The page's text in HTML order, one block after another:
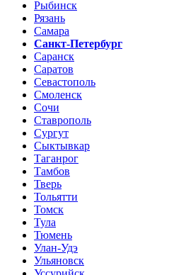
Рыбинск
Рязань
Самара
Санкт-Петербург
Саранск
Саратов
Севастополь
Смоленск
Сочи
Ставрополь
Сургут
Сыктывкар
Таганрог
Тамбов
Тверь
Тольятти
Томск
Тула
Тюмень
Улан-Удэ
Ульяновск